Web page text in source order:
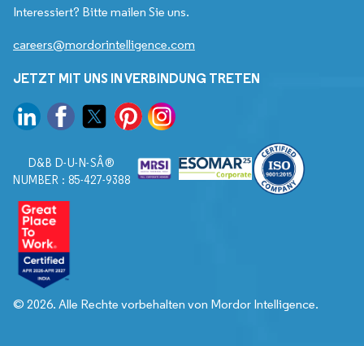
Interessiert? Bitte mailen Sie uns.
careers@mordorintelligence.com
JETZT MIT UNS IN VERBINDUNG TRETEN
D&B D-U-N-SÂ®
NUMBER : 85-427-9388
© 2026. Alle Rechte vorbehalten von Mordor Intelligence.